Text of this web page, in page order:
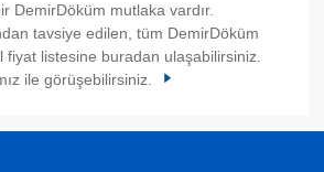
DemirDöküm mutlaka vardır.
tavsiye edilen, tüm DemirDöküm
fiyat listesine buradan ulaşabilirsiniz.
ile görüşebilirsiniz.